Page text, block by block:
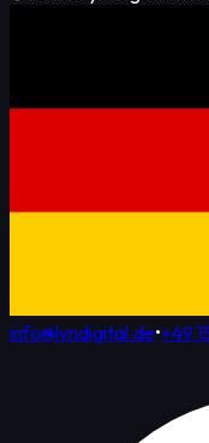
info@lyndigital.de•+49